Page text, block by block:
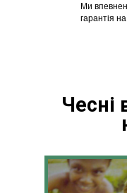
Ми
гарантія
Чесні